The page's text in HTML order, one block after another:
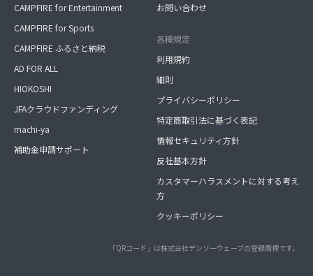
CAMPFIRE for Entertainment
CAMPFIRE for Sports
CAMPFIRE ふるさと納税
AD FOR ALL
HIOKOSHI
JFAクラウドファンディング
machi-ya
補助金申請サポート
お問い合わせ
各種規定
利用規約
細則
プライバシーポリシー
特定商取引法に基づく表記
情報セキュリティ方針
反社基本方針
カスタマーハラスメントに対する考え
方
クッキーポリシー
「QRコード」は株式会社デンソーウェーブの登録商標です。